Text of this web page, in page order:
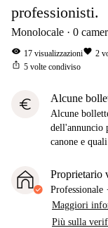
professionisti.
Monolocale 0
visibility 17 visualizzazionifavorite 2
ios_share 5 volte condiviso
euro Alcune
Alcune
dell'annuncio
canone e
Professionale ·
Maggiori
Più sulla